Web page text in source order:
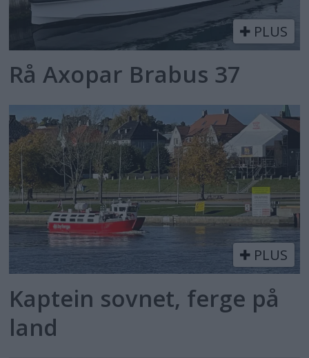
PLUS
Rå Axopar Brabus 37
PLUS
Kaptein sovnet, ferge på
land